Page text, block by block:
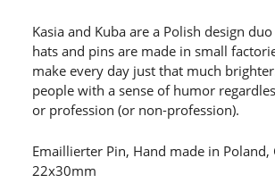
Kasia and Kuba are a Polish design
hats and pins are made in small
make every day just that much
people with a sense of humor
or profession (or non-profession).
Emaillierter Pin, Hand made in Poland,
22x30mm